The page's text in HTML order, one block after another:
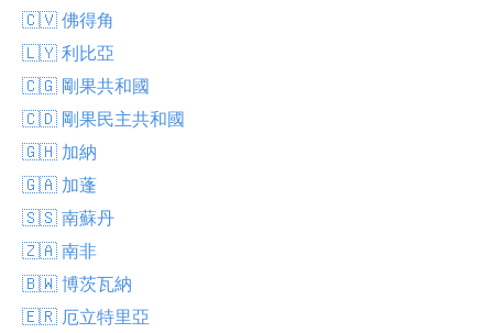
🇨🇻 佛得角
🇱🇾 利比亞
🇨🇬 剛果共和國
🇨🇩 剛果民主共和國
🇬🇭 加納
🇬🇦 加蓬
🇸🇸 南蘇丹
🇿🇦 南非
🇧🇼 博茨瓦納
🇪🇷 厄立特里亞